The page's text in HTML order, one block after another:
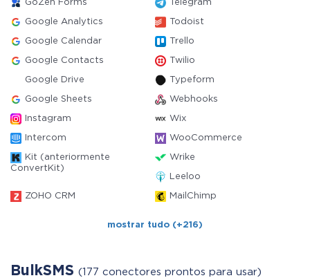
GoZen Forms Telegram
Google Analytics Todoist
Google Calendar Trello
Google Contacts Twilio
Google Drive Typeform
Google Sheets Webhooks
Instagram Wix
Intercom WooCommerce
Kit (anteriormente
ConvertKit)
Wrike
Leeloo
ZOHO CRM MailChimp
mostrar tudo (+216)
BulkSMS (177 conectores prontos para usar)